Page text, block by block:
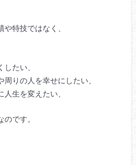
特技ではなく、
たい、
りの人を幸せにしたい、
生を変えたい、
です。